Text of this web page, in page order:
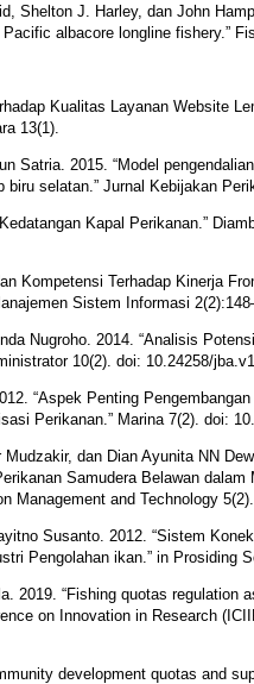
Shelton J. Harley, dan John
albacore longline fishery.”
Kualitas Layanan Website
13(1).
Satria. 2015. “Model
selatan.” Jurnal Kebijakan
Kapal Perikanan.”
Kompetensi Terhadap Kinerja
Sistem Informasi
Nugroho. 2014. “Analisis
10(2). doi: 10.24258/
“Aspek Penting
Perikanan.” Marina 7(2). doi:
dan Dian Ayunita NN
Samudera Belawan dalam
Management and Technology 5(2).
Susanto. 2012. “Sistem
Pengolahan ikan.” in Prosiding
2019. “Fishing quotas regulation
on Innovation in Research
development quotas and